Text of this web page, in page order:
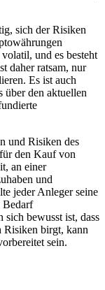
sich der Risiken
und es besteht
daher ratsam, nur
Es ist auch
über den aktuellen
und Risiken des
den Kauf von
an einer
und
jeder Anleger seine
Bedarf
sich bewusst ist, dass
Risiken birgt, kann
sein.